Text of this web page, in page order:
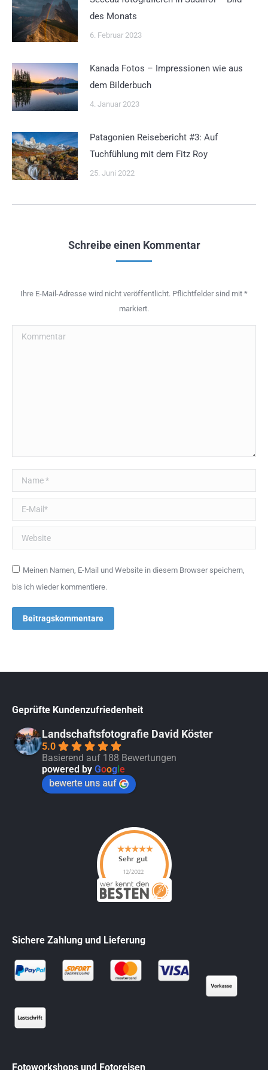
des Monats
6. Februar 2023
Kanada Fotos – Impressionen wie aus
dem Bilderbuch
4. Januar 2023
Patagonien Reisebericht #3: Auf
Tuchfühlung mit dem Fitz Roy
25. Juni 2022
Schreibe einen Kommentar
Ihre E-Mail-Adresse wird nicht veröffentlicht. Pflichtfelder sind mit *
markiert.
Kommentar
Name *
E-Mail *
Website
Meinen Namen, E-Mail und Website in diesem Browser speichern,
bis ich wieder kommentiere.
Beitragskommentare
Geprüfte Kundenzufriedenheit
Landschaftsfotografie David Köster
5.0
Basierend auf 188 Bewertungen
powered by Google
bewerte uns auf
Sichere Zahlung und Lieferung
Fotoworkshops und Fotoreisen